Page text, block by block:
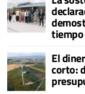
tiempo
El
corto: